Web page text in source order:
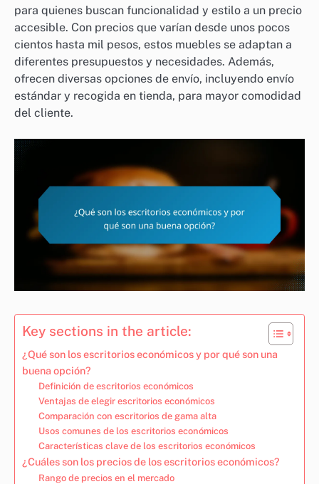
para quienes buscan funcionalidad y estilo a un precio
accesible. Con precios que varían desde unos pocos
cientos hasta mil pesos, estos muebles se adaptan a
diferentes presupuestos y necesidades. Además,
ofrecen diversas opciones de envío, incluyendo envío
estándar y recogida en tienda, para mayor comodidad
del cliente.
Key sections in the article:
¿Qué son los escritorios económicos y por qué son una
buena opción?
Definición de escritorios económicos
Ventajas de elegir escritorios económicos
Comparación con escritorios de gama alta
Usos comunes de los escritorios económicos
Características clave de los escritorios económicos
¿Cuáles son los precios de los escritorios económicos?
Rango de precios en el mercado